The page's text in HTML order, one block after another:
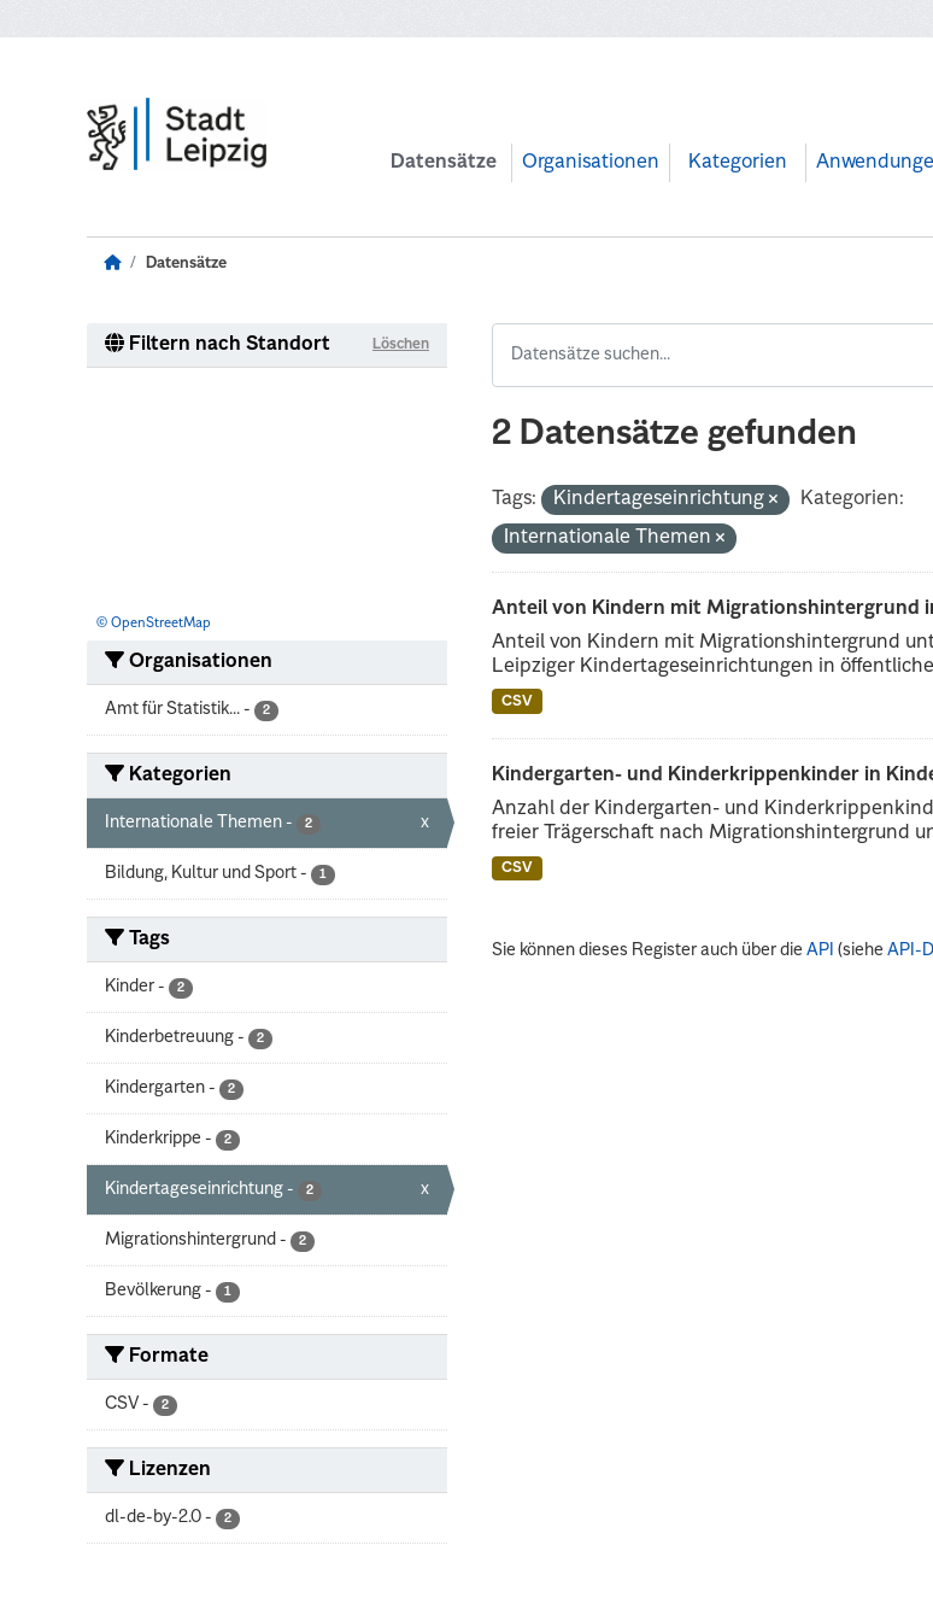
Datensätze Organisationen Kategorien
Datensätze
Filtern nach Standort Löschen
© OpenStreetMap
Organisationen
Amt für Statistik... - 2
Kategorien
Internationale Themen - 2 x
Bildung, Kultur und Sport - 1
Tags
Kinder - 2
Kinderbetreuung - 2
Kindergarten - 2
Kinderkrippe - 2
Kindertageseinrichtung - 2 x
Migrationshintergrund - 2
Bevölkerung - 1
Formate
CSV - 2
Lizenzen
dl-de-by-2.0 - 2
2 Datensätze gefunden
Tags: Kindertageseinrichtung
Kategorien:
Internationale Themen
Anteil von Kindern mit Migrationshintergrund
Anteil von Kindern mit Migrationshintergrund
Leipziger Kindertageseinrichtungen in
CSV
Kindergarten- und Kinderkrippenkinder in
Anzahl der Kindergarten- und
freier Trägerschaft nach Migrationshintergrund
CSV
Sie können dieses Register auch über dieAPI (sieheAPI-